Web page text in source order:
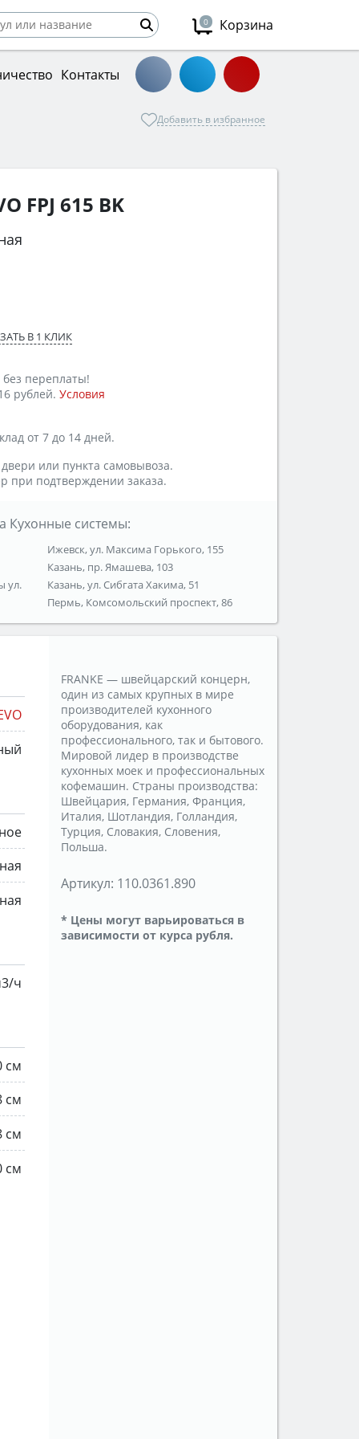
0 Корзина
Контакты
Добавить в избранное
FPJ 615 BK
В 1 КЛИК
переплаты!
рублей. Условия
от 7 до 14 дней.
или пункта самовывоза.
при подтверждении заказа.
Кухонные системы:
ул.
Ижевск, ул. Максима Горького, 155
Казань, пр. Ямашева, 103
Казань, ул. Сибгата Хакима, 51
Пермь, Комсомольский проспект, 86
ч
см
см
см
см
FRANKE — швейцарский концерн,
один из самых крупных в мире
производителей кухонного
оборудования, как
профессионального, так и бытового.
Мировой лидер в производстве
кухонных моек и профессиональных
кофемашин. Страны производства:
Швейцария, Германия, Франция,
Италия, Шотландия, Голландия,
Турция, Словакия, Словения,
Польша.
Артикул: 110.0361.890
* Цены могут варьироваться в
зависимости от курса рубля.